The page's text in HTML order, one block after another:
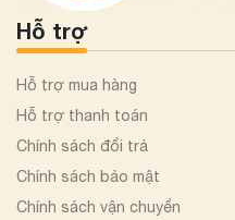
Hỗ trợ
Hỗ trợ mua hàng
Hỗ trợ thanh toán
Chính sách đổi trả
Chính sách bảo mật
Chính sách vận chuyển